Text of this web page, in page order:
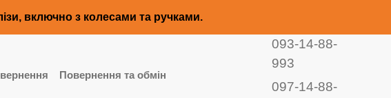
включно з колесами та ручками.
Повернення та обмін
093-14-88-
993
097-14-88-